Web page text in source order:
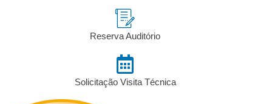
Reserva Auditório
Solicitação Visita Técnica